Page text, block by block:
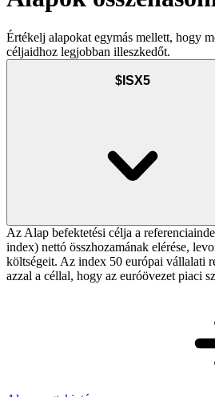
Értékelj alapokat egymás mellett, hogy
céljaidhoz legjobban illeszkedőt.
$ISX5
Az Alap befektetési célja a
index) nettó összhozamának elérése,
költségeit. Az index 50 európai vállalati
azzal a céllal, hogy az euróövezet piaci